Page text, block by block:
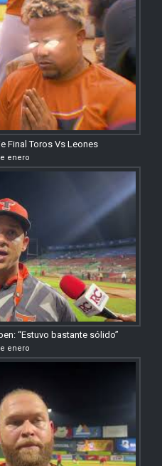
Final Toros Vs Leones
enero
“Estuvo bastante sólido”
enero